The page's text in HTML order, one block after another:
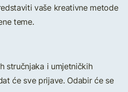
vaše kreativne metode
teme.
stručnjaka i umjetničkih
će sve prijave. Odabir će se